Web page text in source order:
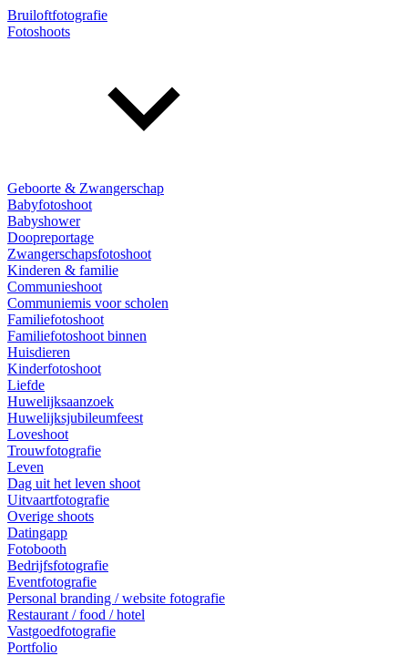
Bruiloftfotografie
Fotoshoots
Geboorte & Zwangerschap
Babyfotoshoot
Babyshower
Doopreportage
Zwangerschapsfotoshoot
Kinderen & familie
Communieshoot
Communiemis voor scholen
Familiefotoshoot
Familiefotoshoot binnen
Huisdieren
Kinderfotoshoot
Liefde
Huwelijksaanzoek
Huwelijksjubileumfeest
Loveshoot
Trouwfotografie
Leven
Dag uit het leven shoot
Uitvaartfotografie
Overige shoots
Datingapp
Fotobooth
Bedrijfsfotografie
Eventfotografie
Personal branding / website fotografie
Restaurant / food / hotel
Vastgoedfotografie
Portfolio